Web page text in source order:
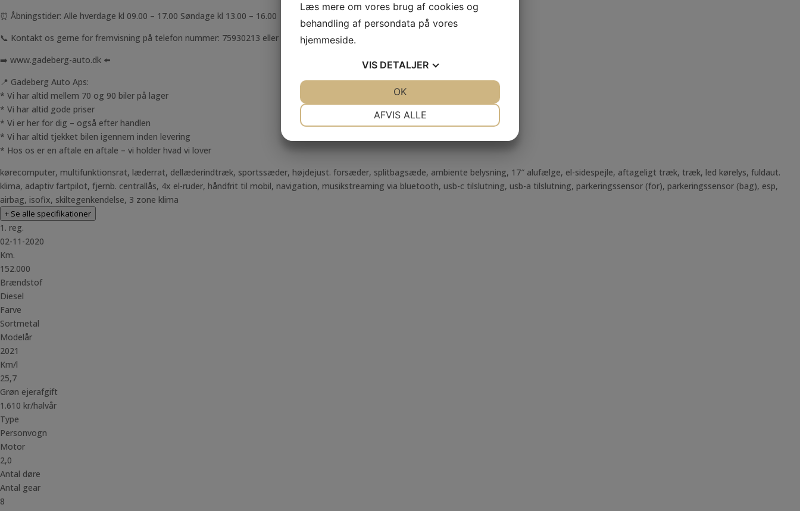
⏰ Åbningstider: Alle hverdage kl 09.00 – 17.00 Søndage kl 13.00 – 16.00
📞 Kontakt os gerne for fremvisning på telefon nummer: 75930213 eller se mere på vores hjemmeside:
➡️ www.gadeberg-auto.dk ⬅️
📍 Gadeberg Auto Aps:
* Vi har altid mellem 70 og 90 biler på lager
* Vi har altid gode priser
* Vi er her for dig – også efter handlen
* Vi har altid tjekket bilen igennem inden levering
* Hos os er en aftale en aftale – vi holder hvad vi lover
kørecomputer, multifunktionsrat, læderrat, dellæderindtræk, sportssæder, højdejust. forsæder, splitbagsæde, ambiente belysning, 17″ alufælge, el-sidespejle, aftageligt træk, træk, led kørelys, fuldaut.
klima, adaptiv fartpilot, fjernb. centrallås, 4x el-ruder, håndfrit til mobil, navigation, musikstreaming via bluetooth, usb-c tilslutning, usb-a tilslutning, parkeringssensor (for), parkeringssensor (bag), esp,
airbag, isofix, skiltegenkendelse, 3 zone klima
+ Se alle specifikationer
1. reg.
02-11-2020
Km.
152.000
Brændstof
Diesel
Farve
Sortmetal
Modelår
2021
Km/l
25,7
Grøn ejerafgift
1.610 kr/halvår
Type
Personvogn
Motor
2,0
Antal døre
Antal gear
8
Læs mere om vores brug af cookies og
behandling af persondata på vores
hjemmeside.
VIS DETALJER
AFVIS ALLE
OK